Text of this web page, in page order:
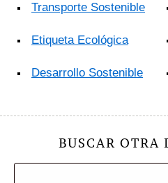
Transporte Sostenible
Etiqueta Ecológica
Desarrollo Sostenible
BUSCAR